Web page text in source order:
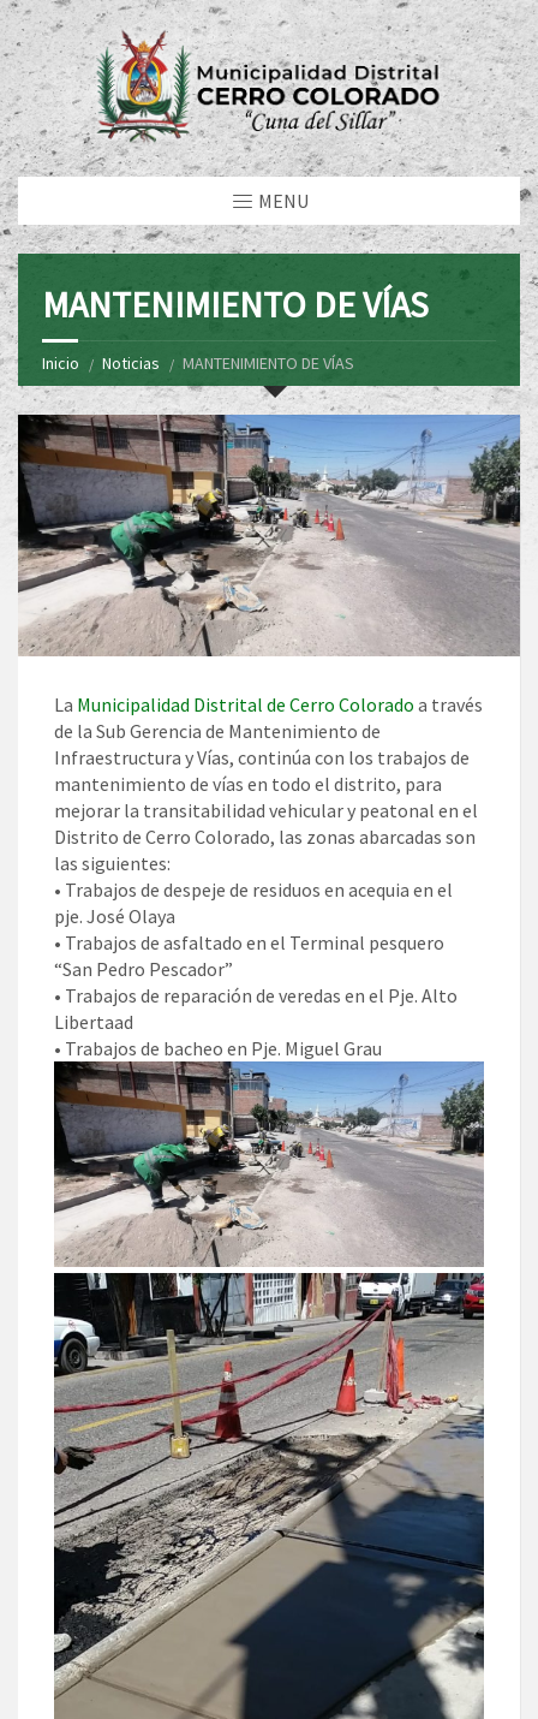
MENU
MANTENIMIENTO DE VÍAS
Inicio Noticias MANTENIMIENTO DE VÍAS
La Municipalidad Distrital de Cerro Colorado a través
de la Sub Gerencia de Mantenimiento de
Infraestructura y Vías, continúa con los trabajos de
mantenimiento de vías en todo el distrito, para
mejorar la transitabilidad vehicular y peatonal en el
Distrito de Cerro Colorado, las zonas abarcadas son
las siguientes:
• Trabajos de despeje de residuos en acequia en el
pje. José Olaya
• Trabajos de asfaltado en el Terminal pesquero
“San Pedro Pescador”
• Trabajos de reparación de veredas en el Pje. Alto
Libertaad
• Trabajos de bacheo en Pje. Miguel Grau